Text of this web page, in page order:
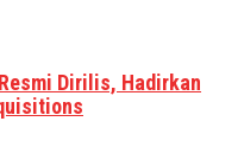
Dirilis, Hadirkan